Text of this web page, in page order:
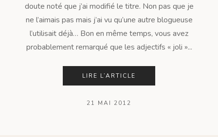
doute noté que j’ai modifié le titre. Non pas que je
ne l’aimais pas mais j’ai vu qu’une autre blogueuse
l’utilisait déjà… Bon en même temps, vous avez
probablement remarqué que les adjectifs « joli »...
LIRE L’ARTICLE
21 MAI 2012